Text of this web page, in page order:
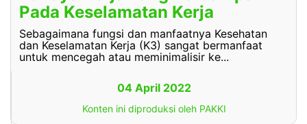
Pada Keselamatan Kerja
Sebagaimana fungsi dan manfaatnya Kesehatan
dan Keselamatan Kerja (K3) sangat bermanfaat
untuk mencegah atau meminimalisir ke...
04 April 2022
Konten ini diproduksi oleh PAKKI